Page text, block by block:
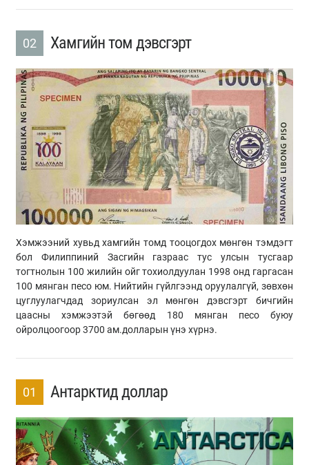
02 Хамгийн том дэвсгэрт
Хэмжээний хувьд хамгийн томд тооцогдох мөнгөн тэмдэгт
бол Филиппиний Засгийн газраас тус улсын тусгаар
тогтнолын 100 жилийн ойг тохиолдуулан 1998 онд гаргасан
100 мянган песо юм. Нийтийн гүйлгээнд оруулалгүй, зөвхөн
цуглуулагчдад зориулсан эл мөнгөн дэвсгэрт бичгийн
цаасны хэмжээтэй бөгөөд 180 мянган песо буюу
ойролцоогоор 3700 ам.долларын үнэ хүрнэ.
01 Антарктид доллар